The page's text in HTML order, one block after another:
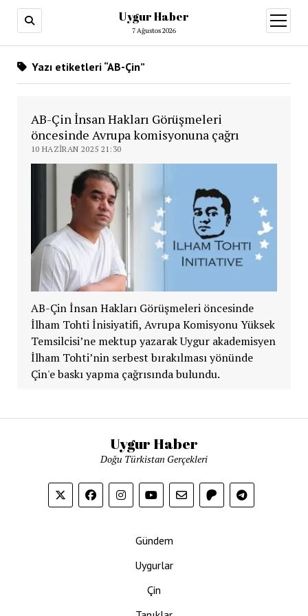
Uygur Haber
7 Ağustos 2026
aç
Yazı etiketleri “AB-Çin”
AB-Çin İnsan Hakları Görüşmeleri
öncesinde Avrupa komisyonuna çağrı
10 HAZIRAN 2025 21:30
AB-Çin İnsan Hakları Görüşmeleri öncesinde
İlham Tohti İnisiyatifi, Avrupa Komisyonu Yüksek
Temsilcisi’ne mektup yazarak Uygur akademisyen
İlham Tohti’nin serbest bırakılması yönünde
Çin'e baskı yapma çağrısında bulundu.
Uygur Haber
Doğu Türkistan Gerçekleri
Gündem
Uygurlar
Çin